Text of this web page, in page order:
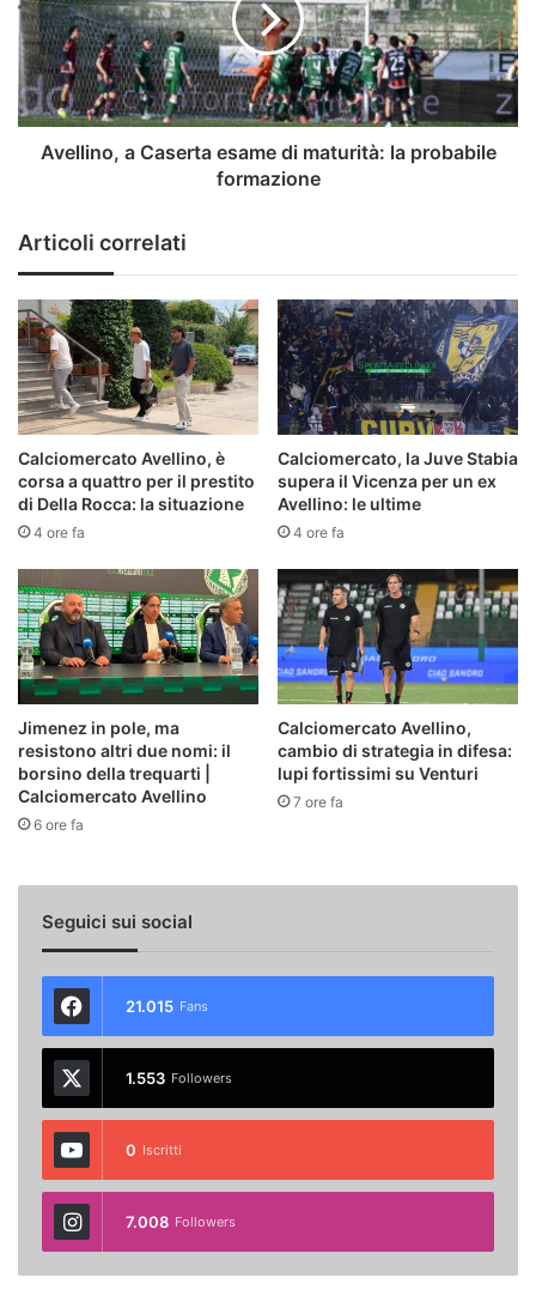
di
maturità:
la
probabile
formazione
Avellino, a Caserta esame di maturità: la probabile
formazione
Articoli correlati
Calciomercato Avellino, è
corsa a quattro per il prestito
di Della Rocca: la situazione
4 ore fa
Calciomercato, la Juve Stabia
supera il Vicenza per un ex
Avellino: le ultime
4 ore fa
Jimenez in pole, ma
resistono altri due nomi: il
borsino della trequarti |
Calciomercato Avellino
6 ore fa
Calciomercato Avellino,
cambio di strategia in difesa:
lupi fortissimi su Venturi
7 ore fa
Seguici sui social
21.015 Fans
1.553 Followers
0 Iscritti
7.008 Followers